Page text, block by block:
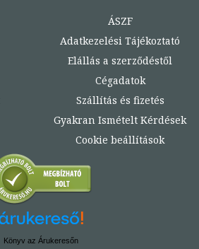
ÁSZF
Adatkezelési Tájékoztató
Elállás a szerződéstől
Cégadatok
Szállítás és fizetés
Gyakran Ismételt Kérdések
Cookie beállítások
Könyv az Árukeresőn